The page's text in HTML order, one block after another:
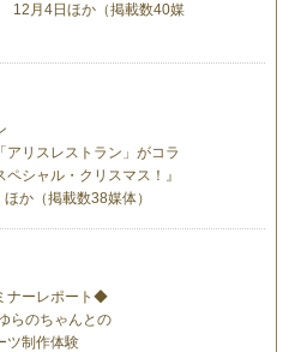
12月4日ほか（掲載数40媒
アリスレストラン」がコラ
シャル・クリスマス！』
か（掲載数38媒体）
ナーレポート◆
らのちゃんとの
ツ制作体験